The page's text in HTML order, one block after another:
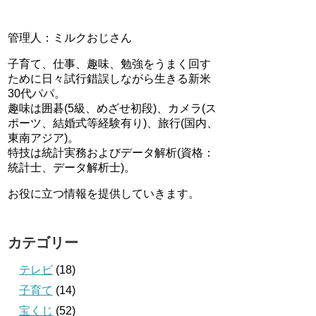
管理人：ミルクおじさん
子育て、仕事、趣味、勉強をうまく回す
ために日々試行錯誤しながら生きる新米
30代パパ。
趣味は囲碁(5級、めざせ初段)、カメラ(ス
ポーツ、結婚式等経験有り)、旅行(国内、
東南アジア)。
特技は統計実務およびデータ解析(資格：
統計士、データ解析士)。
お役に立つ情報を提供していきます。
カテゴリー
テレビ (18)
子育て (14)
宝くじ (52)